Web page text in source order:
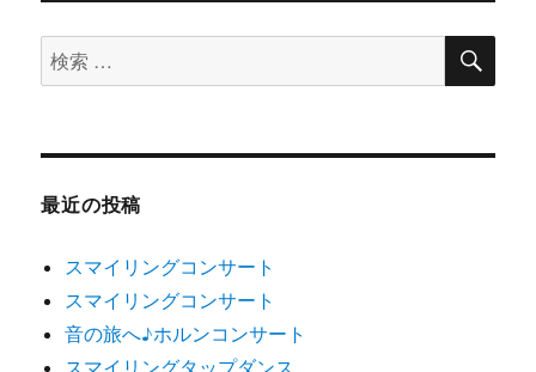
ン
検
索
象:
検
最近の投稿
スマイリングコンサート
スマイリングコンサート
音の旅へ♪ホルンコンサート
スマイリングタップダンス